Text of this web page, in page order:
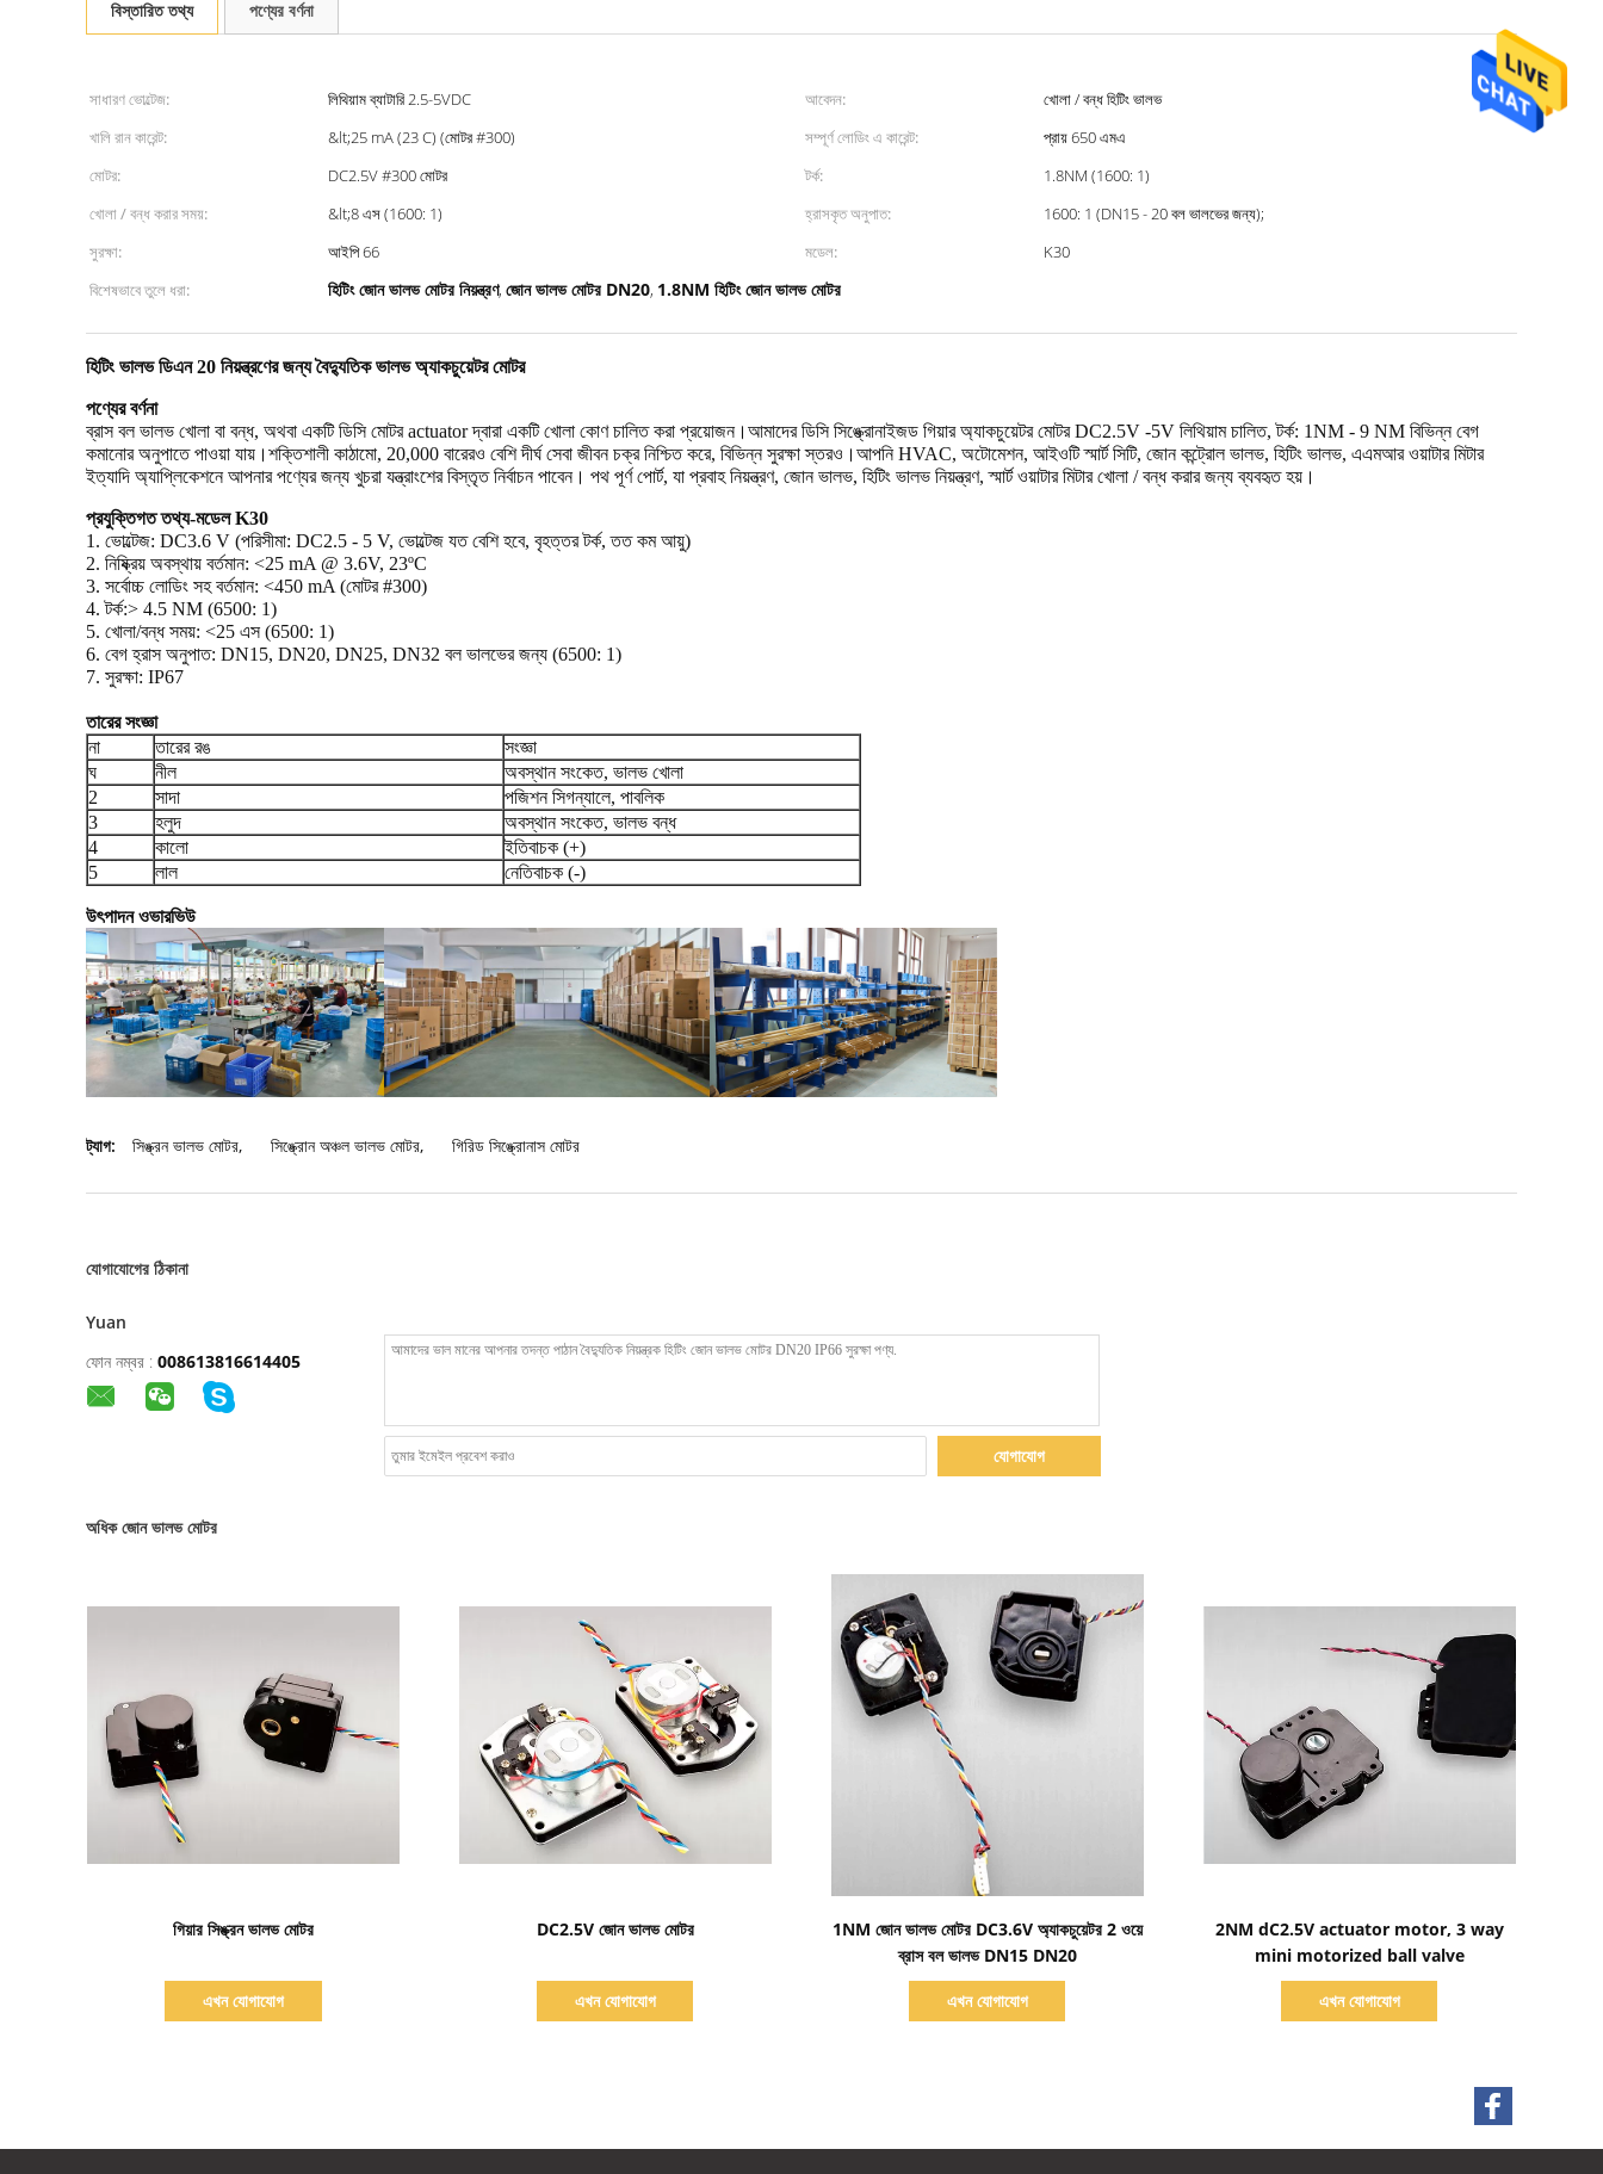
বিস্তারিত তথ্য পণ্যের বর্ণনা
সাধারণ ভোল্টেজ: লিথিয়াম ব্যাটারি 2.5-5VDC আবেদন:
খোলা / বন্ধ হিটিং ভালভ
খালি রান কারেন্ট:
&lt;25 mA (23 C) (মোটর #300) সম্পূর্ণ লোডিং এ কারেন্ট:
প্রায় 650 এমএ
মোটর:
DC2.5V #300 মোটর টর্ক:
1.8NM (1600: 1)
খোলা / বন্ধ করার সময়:
&lt;8 এস (1600: 1) হ্রাসকৃত অনুপাত:
1600: 1 (DN15 - 20 বল ভালভের জন্য);
সুরক্ষা:
আইপি 66 মডেল:
K30
বিশেষভাবে তুলে ধরা:
হিটিং জোন ভালভ মোটর নিয়ন্ত্রণ, জোন ভালভ মোটর DN20, 1.8NM হিটিং জোন ভালভ মোটর
হিটিং ভালভ ডিএন 20 নিয়ন্ত্রণের জন্য বৈদ্যুতিক ভালভ অ্যাকচুয়েটর মোটর
পণ্যের বর্ণনা
ব্রাস বল ভালভ খোলা বা বন্ধ, অথবা একটি ডিসি মোটর actuator দ্বারা একটি খোলা কোণ চালিত করা প্রয়োজন।আমাদের ডিসি সিঙ্ক্রোনাইজড গিয়ার অ্যাকচুয়েটর মোটর DC2.5V -5V লিথিয়াম চালিত, টর্ক: 1NM - 9 NM বিভিন্ন বেগ
কমানোর অনুপাতে পাওয়া যায়।শক্তিশালী কাঠামো, 20,000 বারেরও বেশি দীর্ঘ সেবা জীবন চক্র নিশ্চিত করে, বিভিন্ন সুরক্ষা স্তরও।আপনি HVAC, অটোমেশন, আইওটি স্মার্ট সিটি, জোন কন্ট্রোল ভালভ, হিটিং ভালভ, এএমআর ওয়াটার মিটার
ইত্যাদি অ্যাপ্লিকেশনে আপনার পণ্যের জন্য খুচরা যন্ত্রাংশের বিস্তৃত নির্বাচন পাবেন। পথ পূর্ণ পোর্ট, যা প্রবাহ নিয়ন্ত্রণ, জোন ভালভ, হিটিং ভালভ নিয়ন্ত্রণ, স্মার্ট ওয়াটার মিটার খোলা / বন্ধ করার জন্য ব্যবহৃত হয়।
প্রযুক্তিগত তথ্য-মডেল K30
1. ভোল্টেজ: DC3.6 V (পরিসীমা: DC2.5 - 5 V, ভোল্টেজ যত বেশি হবে, বৃহত্তর টর্ক, তত কম আয়ু)
2. নিষ্ক্রিয় অবস্থায় বর্তমান: <25 mA @ 3.6V, 23ºC
3. সর্বোচ্চ লোডিং সহ বর্তমান: <450 mA (মোটর #300)
4. টর্ক:> 4.5 NM (6500: 1)
5. খোলা/বন্ধ সময়: <25 এস (6500: 1)
6. বেগ হ্রাস অনুপাত: DN15, DN20, DN25, DN32 বল ভালভের জন্য (6500: 1)
7. সুরক্ষা: IP67
তারের সংজ্ঞা
না
তারের রঙ
সংজ্ঞা
ঘ
নীল
অবস্থান সংকেত, ভালভ খোলা
2
সাদা
পজিশন সিগন্যালে, পাবলিক
3
হলুদ
অবস্থান সংকেত, ভালভ বন্ধ
4
কালো
ইতিবাচক (+)
5
লাল নেতিবাচক (-)
উৎপাদন ওভারভিউ
ট্যাগ: সিঙ্ক্রন ভালভ মোটর, সিঙ্ক্রোন অঞ্চল ভালভ মোটর, গিরিড সিঙ্ক্রোনাস মোটর
যোগাযোগের ঠিকানা
Yuan
ফোন নম্বর : 008613816614405
যোগাযোগ
অধিক জোন ভালভ মোটর
গিয়ার সিঙ্ক্রন ভালভ মোটর
এখন যোগাযোগ
DC2.5V জোন ভালভ মোটর
এখন যোগাযোগ
1NM জোন ভালভ মোটর DC3.6V অ্যাকচুয়েটর 2 ওয়ে
ব্রাস বল ভালভ DN15 DN20
এখন যোগাযোগ
2NM dC2.5V actuator motor, 3 way
mini motorized ball valve
এখন যোগাযোগ